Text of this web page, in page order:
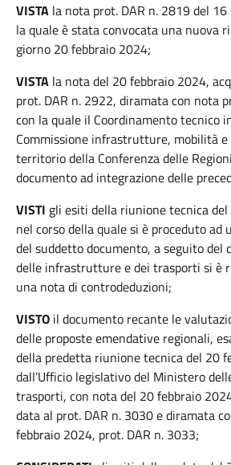
VISTA la nota prot. DAR n. 2819 del
la quale è stata convocata una nuova
giorno 20 febbraio 2024;
VISTA la nota del 20 febbraio 2024,
prot. DAR n. 2922, diramata con nota
con la quale il Coordinamento tecnico
Commissione infrastrutture, mobilità e
territorio della Conferenza delle
documento ad integrazione delle
VISTI gli esiti della riunione tecnica
nel corso della quale si è proceduto ad
del suddetto documento, a seguito del
delle infrastrutture e dei trasporti si è
una nota di controdeduzioni;
VISTO il documento recante le
delle proposte emendative regionali,
della predetta riunione tecnica del 20
dall’Ufficio legislativo del Ministero
trasporti, con nota del 20 febbraio
data al prot. DAR n. 3030 e diramata
febbraio 2024, prot. DAR n. 3033;